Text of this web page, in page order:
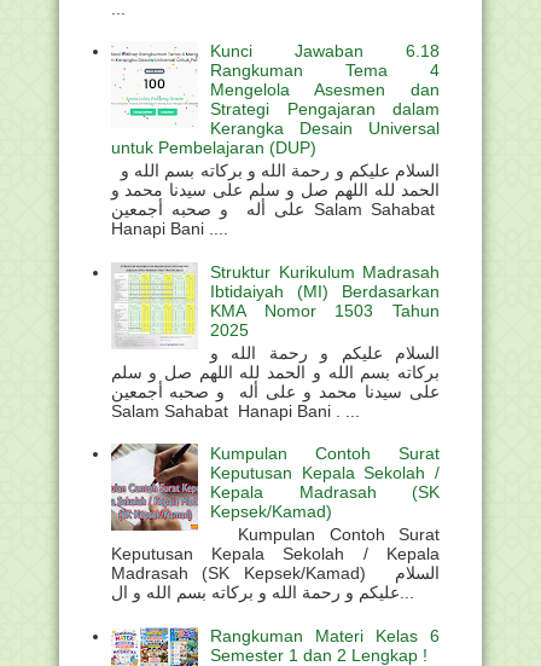
Kunci Jawaban 6.18
Rangkuman Tema 4
Mengelola Asesmen dan
Strategi Pengajaran dalam
Kerangka Desain Universal
untuk Pembelajaran (DUP)
الحمد لله اللهم صل و سلم على سيدنا محمد و
على أله و صحبه أجمعين Salam Sahabat
Hanapi Bani ....
Struktur Kurikulum Madrasah
Ibtidaiyah (MI) Berdasarkan
KMA Nomor 1503 Tahun
2025
السلام عليكم و رحمة الله و
بركاته بسم الله و الحمد لله اللهم صل و سلم
على سيدنا محمد و على أله و صحبه أجمعين
Salam Sahabat Hanapi Bani . ...
Kumpulan Contoh Surat
Keputusan Kepala Sekolah /
Kepala Madrasah (SK
Kepsek/Kamad)
Kumpulan Contoh Surat
Keputusan Kepala Sekolah / Kepala
Madrasah (SK Kepsek/Kamad) السلام
Rangkuman Materi Kelas 6
Semester 1 dan 2 Lengkap !